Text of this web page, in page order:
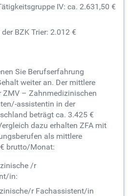
IV: ca. 2.631,50 €
BZK Trier: 2.012 €
Sie Berufserfahrung
weiter an. Der mittlere
ZMV – Zahnmedizinischen
assistentin in der
beträgt ca. 3.425 €
dazu erhalten ZFA mit
als mittlere
brutto/Monat:
/r
in:
r Fachassistent/in